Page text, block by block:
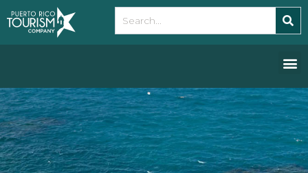
note:
This
system.